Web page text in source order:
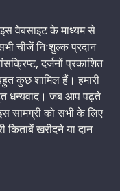
वेबसाइट के माध्यम से
चीजें निःशुल्क प्रदान
दर्जनों प्रकाशित
कुछ शामिल हैं। हमारी
धन्यवाद। जब आप पढ़ते
सामग्री को सभी के लिए
किताबें खरीदने या दान